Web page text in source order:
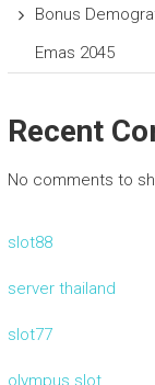
Bonus
Emas 2045
Recent
No comments to
slot88
server thailand
slot77
olympus slot